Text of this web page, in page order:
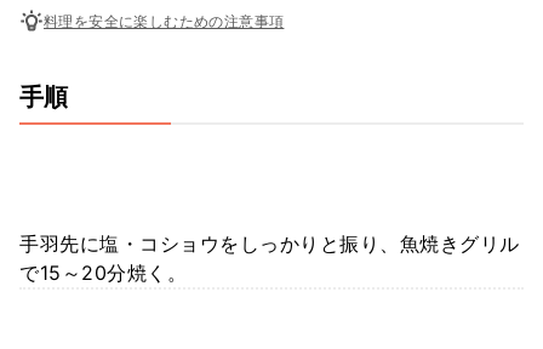
料理を安全に楽しむための注意事項
手順
手羽先に塩・コショウをしっかりと振り、魚焼きグリル
で15～20分焼く。